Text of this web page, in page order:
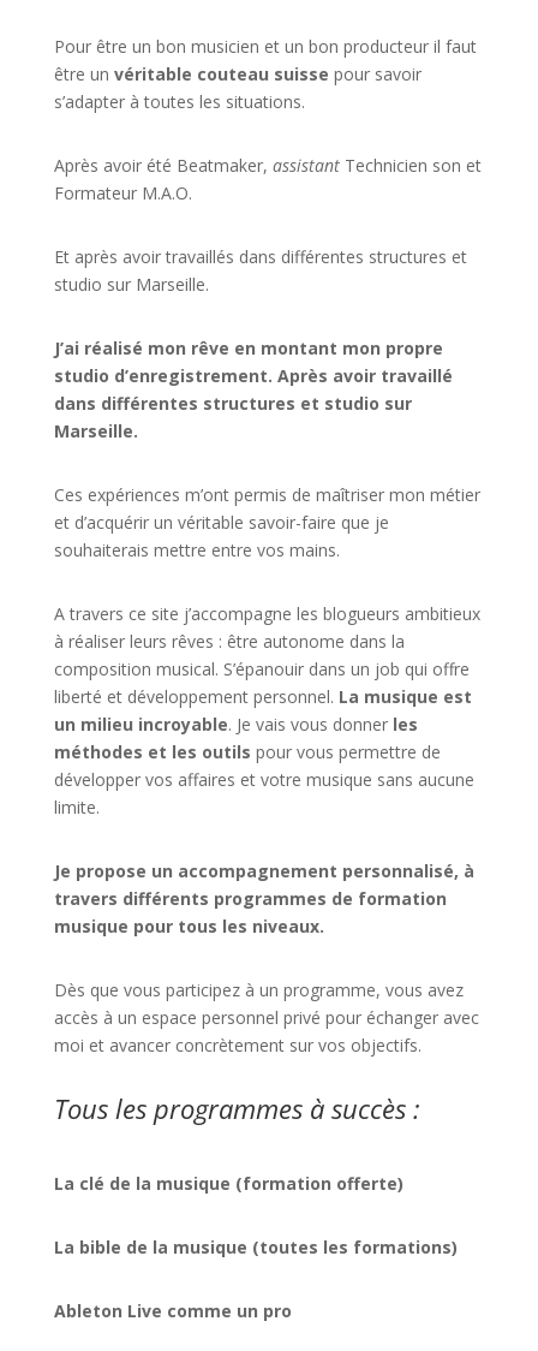
Pour être un bon musicien et un bon producteur il faut
être un véritable couteau suisse pour savoir
s’adapter à toutes les situations.
Après avoir été Beatmaker, assistant Technicien son et
Formateur M.A.O.
Et après avoir travaillés dans différentes structures et
studio sur Marseille.
J’ai réalisé mon rêve en montant mon propre
studio d’enregistrement. Après avoir travaillé
dans différentes structures et studio sur
Marseille.
Ces expériences m’ont permis de maîtriser mon métier
et d’acquérir un véritable savoir-faire que je
souhaiterais mettre entre vos mains.
A travers ce site j’accompagne les blogueurs ambitieux
à réaliser leurs rêves : être autonome dans la
composition musical. S’épanouir dans un job qui offre
liberté et développement personnel. La musique est
un milieu incroyable. Je vais vous donner les
méthodes et les outils pour vous permettre de
développer vos affaires et votre musique sans aucune
limite.
Je propose un accompagnement personnalisé, à
travers différents programmes de formation
musique pour tous les niveaux.
Dès que vous participez à un programme, vous avez
accès à un espace personnel privé pour échanger avec
moi et avancer concrètement sur vos objectifs.
Tous les programmes à succès :
La clé de la musique (formation offerte)
La bible de la musique (toutes les formations)
Ableton Live comme un pro